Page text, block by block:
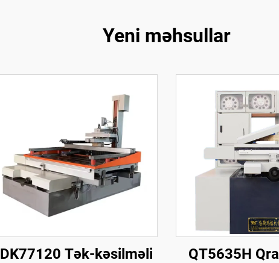
Yeni məhsullar
DK77120 Tək-kəsilməli
QT5635H